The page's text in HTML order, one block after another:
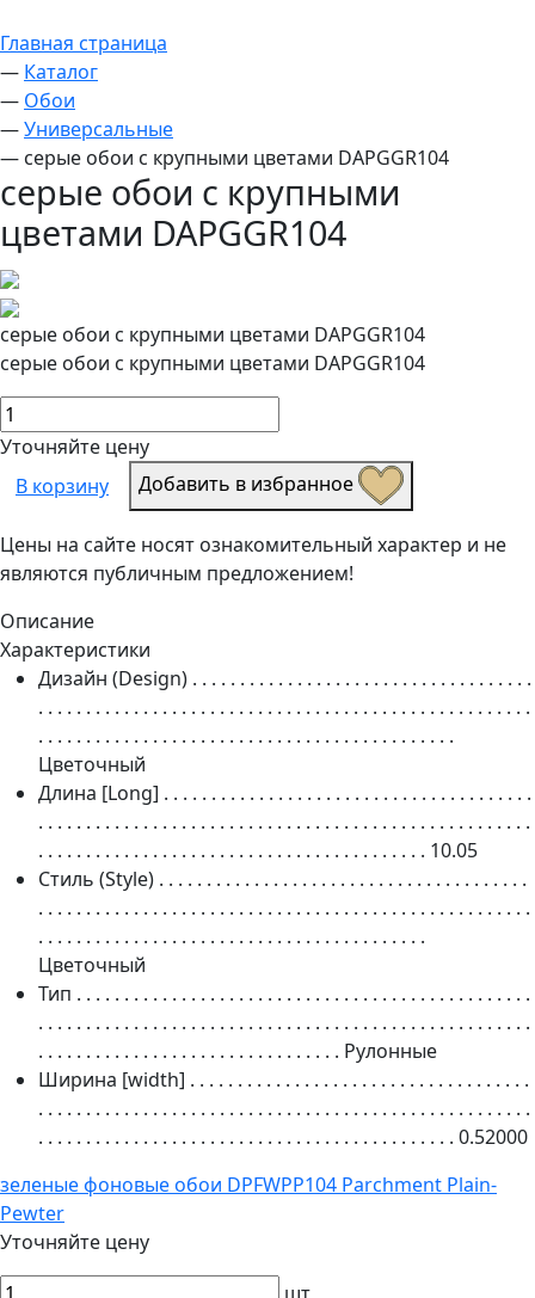
Главная страница
— Каталог
— Обои
—Универсальные
— серые обои с крупными цветами DAPGGR104
серые обои с крупными
цветами DAPGGR104
серые обои с крупными цветами DAPGGR104
серые обои с крупными цветами DAPGGR104
Уточняйте цену
В корзину
Добавить в избранное
Цены на сайте носят ознакомительный характер и не
являются публичным предложением!
Описание
Характеристики
Дизайн (Design) . . . . . . . . . . . . . . . . . . . . . . . . . . . . . . . . . . . .
. . . . . . . . . . . . . . . . . . . . . . . . . . . . . . . . . . . . . . . . . . . . . . . . . . . .
. . . . . . . . . . . . . . . . . . . . . . . . . . . . . . . . . . . . . . . . . . . .
Цветочный
Длина [Long] . . . . . . . . . . . . . . . . . . . . . . . . . . . . . . . . . . . . . . .
. . . . . . . . . . . . . . . . . . . . . . . . . . . . . . . . . . . . . . . . . . . . . . . . . . . .
. . . . . . . . . . . . . . . . . . . . . . . . . . . . . . . . . . . . . . . . . 10.05
Стиль (Style) . . . . . . . . . . . . . . . . . . . . . . . . . . . . . . . . . . . . . . .
. . . . . . . . . . . . . . . . . . . . . . . . . . . . . . . . . . . . . . . . . . . . . . . . . . . .
. . . . . . . . . . . . . . . . . . . . . . . . . . . . . . . . . . . . . . . . .
Цветочный
Тип . . . . . . . . . . . . . . . . . . . . . . . . . . . . . . . . . . . . . . . . . . . . . . . .
. . . . . . . . . . . . . . . . . . . . . . . . . . . . . . . . . . . . . . . . . . . . . . . . . . . .
. . . . . . . . . . . . . . . . . . . . . . . . . . . . . . . . Рулонные
Ширина [width] . . . . . . . . . . . . . . . . . . . . . . . . . . . . . . . . . . . .
. . . . . . . . . . . . . . . . . . . . . . . . . . . . . . . . . . . . . . . . . . . . . . . . . . . .
. . . . . . . . . . . . . . . . . . . . . . . . . . . . . . . . . . . . . . . . . . . . 0.52000
зеленые фоновые обои DPFWPP104 Parchment Plain-
Pewter
Уточняйте цену